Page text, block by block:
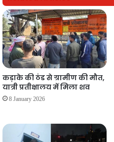
कड़ाके की ठंड से ग्रामीण की मौत,
यात्री प्रतीक्षालय में मिला शव
8 January 2026